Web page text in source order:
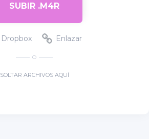
SUBIR .M4R
Dropbox Enlazar
O
SOLTAR ARCHIVOS AQUÍ